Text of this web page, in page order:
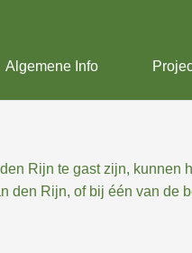
Algemene Info
Rijn te gast zijn, kunnen
den Rijn, of bij één van de